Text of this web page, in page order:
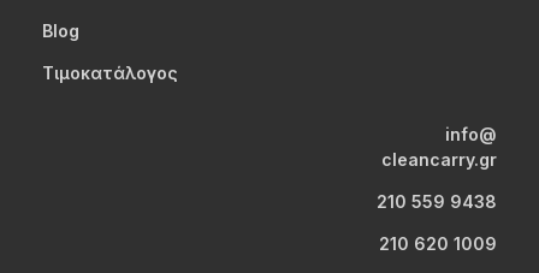
Blog
Τιμοκατάλογος
info@
cleancarry.gr
210 559 9438
210 620 1009